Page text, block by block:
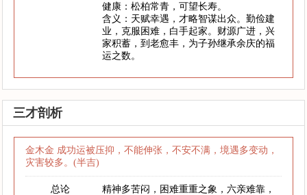
健康：松柏常青，可望长寿。
含义：天赋幸遇，才略智谋出众。勤俭建
业，克服困难，白手起家。财源广进，兴
家积蓄，到老愈丰，为子孙继承余庆的福
运之数。
三才剖析
金木金 成功运被压抑，不能伸张，不安不满，境遇多变动，
灾害较多。(半吉)
总论
精神多苦闷，困难重重之象，六亲难靠，